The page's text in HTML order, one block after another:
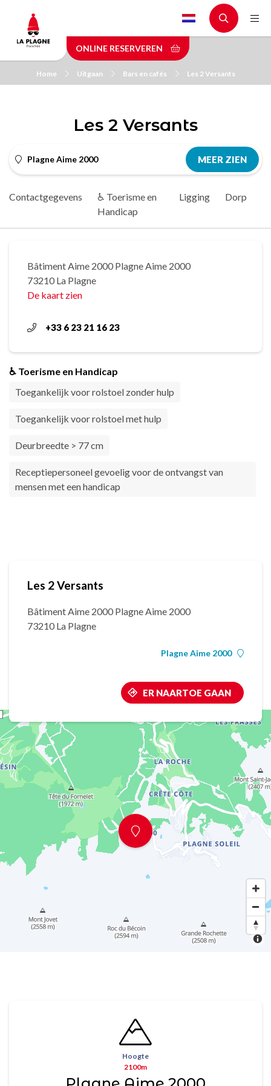
main
content
ONLINE RESERVEREN
Home Uitgaan Bars en cafés Les 2 Versants
Les 2 Versants
Plagne Aime 2000 MEER ZIEN
Contactgegevens
♿ Toerisme en
Handicap
Ligging Dorp
Bâtiment Aime 2000 Plagne Aime 2000
73210 La Plagne
De kaart zien
+33 6 23 21 16 23
♿ Toerisme en Handicap
Toegankelijk voor rolstoel zonder hulp
Toegankelijk voor rolstoel met hulp
Deurbreedte > 77 cm
Receptiepersoneel gevoelig voor de ontvangst van
mensen met een handicap
Les 2 Versants
Bâtiment Aime 2000 Plagne Aime 2000
73210 La Plagne
Plagne Aime 2000
ER NAARTOE GAAN
Hoogte
2100m